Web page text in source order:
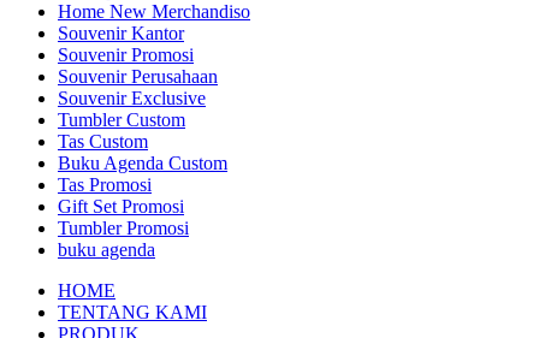
Home New Merchandiso
Souvenir Kantor
Souvenir Promosi
Souvenir Perusahaan
Souvenir Exclusive
Tumbler Custom
Tas Custom
Buku Agenda Custom
Tas Promosi
Gift Set Promosi
Tumbler Promosi
buku agenda
HOME
TENTANG KAMI